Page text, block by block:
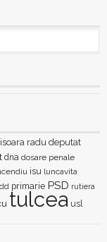
radu deputat
dna dosare penale
isu luncavita
primarie PSD rutiera
tulcea usl